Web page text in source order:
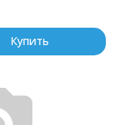
Купить